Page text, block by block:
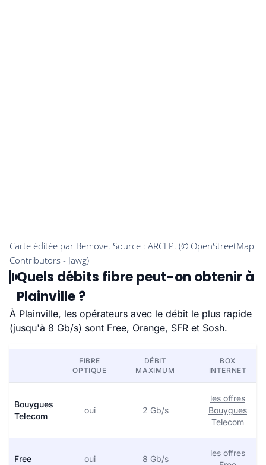
Quels débits fibre peut-on obtenir à
Plainville ?
À Plainville, les opérateurs avec le débit le plus rapide
(jusqu'à 8 Gb/s) sont Free, Orange, SFR et Sosh.
FIBRE
OPTIQUE
DÉBIT
MAXIMUM
BOX
INTERNET
Bouygues
Telecom
oui 2 Gb/s
les offres
Bouygues
Telecom
Free oui 8 Gb/s
les offres